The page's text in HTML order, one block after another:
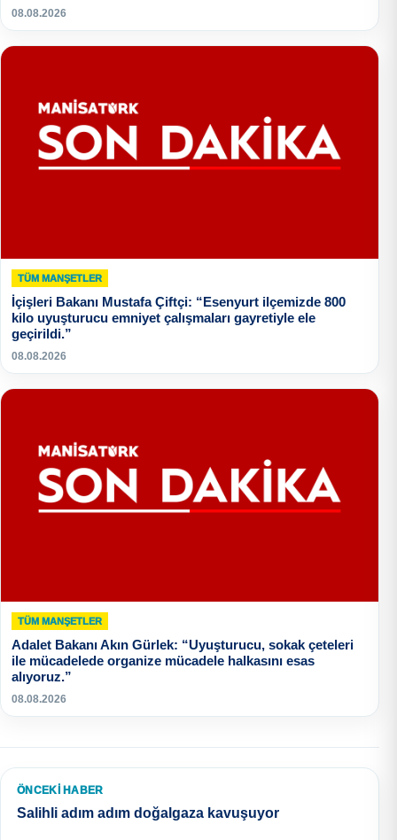
08.08.2026
TÜM MANŞETLER
İçişleri Bakanı Mustafa Çiftçi: “Esenyurt ilçemizde 800
kilo uyuşturucu emniyet çalışmaları gayretiyle ele
geçirildi.”
08.08.2026
TÜM MANŞETLER
Adalet Bakanı Akın Gürlek: “Uyuşturucu, sokak çeteleri
ile mücadelede organize mücadele halkasını esas
alıyoruz.”
08.08.2026
ÖNCEKI HABER
Salihli adım adım doğalgaza kavuşuyor